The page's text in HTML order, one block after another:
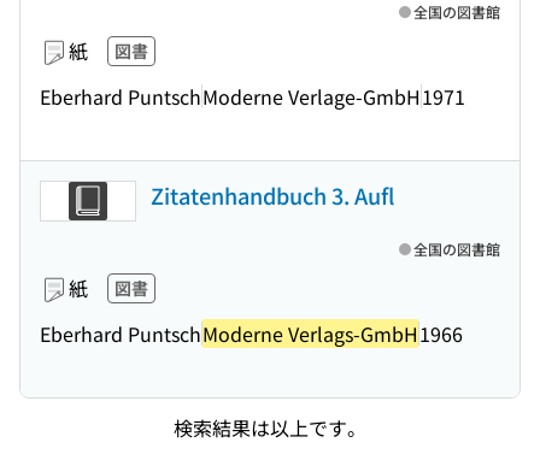
紙 図書
Eberhard PuntschModerne Verlage-GmbH1971
全国の図書館
Zitatenhandbuch 3. Aufl
紙 図書
Eberhard PuntschModerne Verlags-GmbH1966
全国の図書館
検索結果は以上です。